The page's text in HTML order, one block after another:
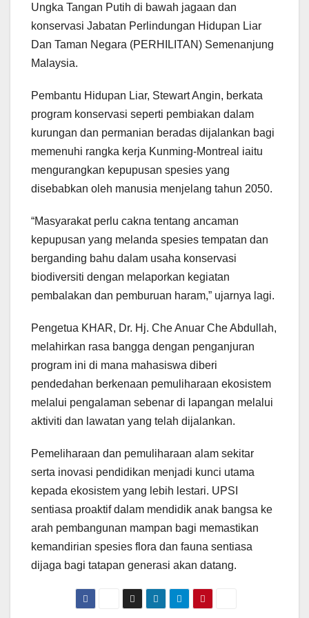
Ungka Tangan Putih di bawah jagaan dan
konservasi Jabatan Perlindungan Hidupan Liar
Dan Taman Negara (PERHILITAN) Semenanjung
Malaysia.
Pembantu Hidupan Liar, Stewart Angin, berkata
program konservasi seperti pembiakan dalam
kurungan dan permanian beradas dijalankan bagi
memenuhi rangka kerja Kunming-Montreal iaitu
mengurangkan kepupusan spesies yang
disebabkan oleh manusia menjelang tahun 2050.
“Masyarakat perlu cakna tentang ancaman
kepupusan yang melanda spesies tempatan dan
berganding bahu dalam usaha konservasi
biodiversiti dengan melaporkan kegiatan
pembalakan dan pemburuan haram,” ujarnya lagi.
Pengetua KHAR, Dr. Hj. Che Anuar Che Abdullah,
melahirkan rasa bangga dengan penganjuran
program ini di mana mahasiswa diberi
pendedahan berkenaan pemuliharaan ekosistem
melalui pengalaman sebenar di lapangan melalui
aktiviti dan lawatan yang telah dijalankan.
Pemeliharaan dan pemuliharaan alam sekitar
serta inovasi pendidikan menjadi kunci utama
kepada ekosistem yang lebih lestari. UPSI
sentiasa proaktif dalam mendidik anak bangsa ke
arah pembangunan mampan bagi memastikan
kemandirian spesies flora dan fauna sentiasa
dijaga bagi tatapan generasi akan datang.